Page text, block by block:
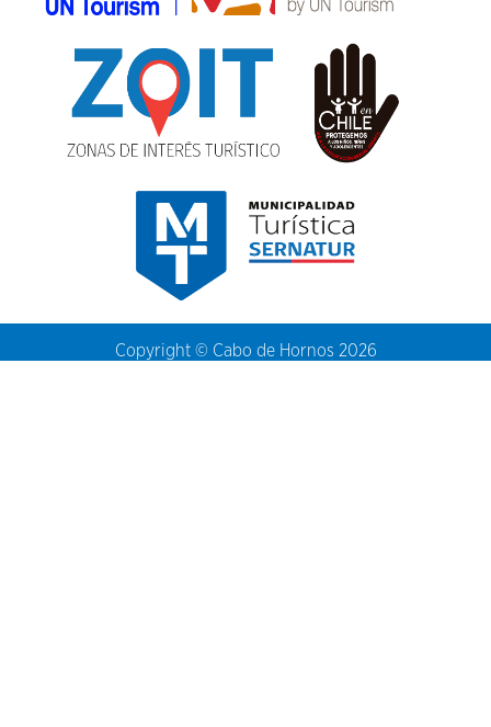
Copyright © Cabo de Hornos 2026